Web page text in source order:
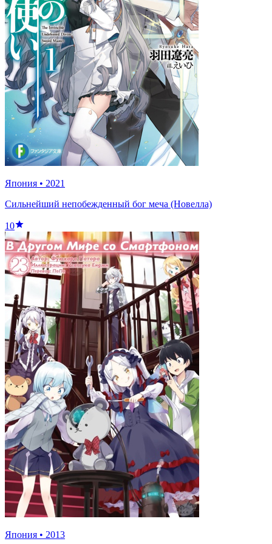
Япония • 2021
Сильнейший непобежденный бог меча (Новелла)
10
Япония • 2013